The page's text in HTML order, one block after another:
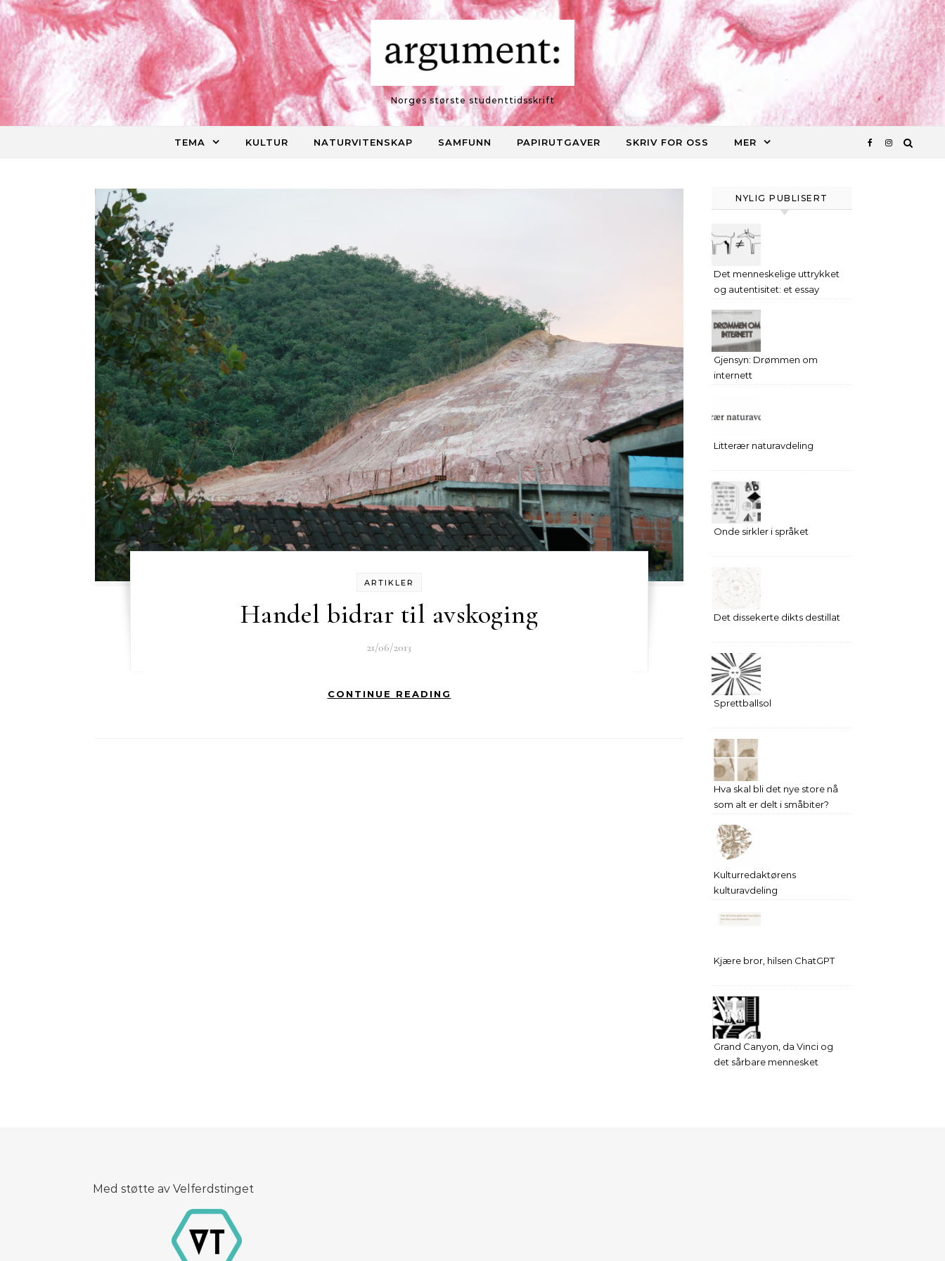
Skip to content
Norges største studenttidsskrift
TEMA KULTUR NATURVITENSKAP SAMFUNN PAPIRUTGAVER SKRIV FOR OSS MER
ARTIKLER
Handel bidrar til avskoging
21/06/2013
CONTINUE READING
NYLIG PUBLISERT
Det menneskelige uttrykket
og autentisitet: et essay
Gjensyn: Drømmen om
internett
Litterær naturavdeling
Onde sirkler i språket
Det dissekerte dikts destillat
Sprettballsol
Hva skal bli det nye store nå
som alt er delt i småbiter?
Kulturredaktørens
kulturavdeling
Kjære bror, hilsen ChatGPT
Grand Canyon, da Vinci og
det sårbare mennesket
Med støtte av Velferdstinget